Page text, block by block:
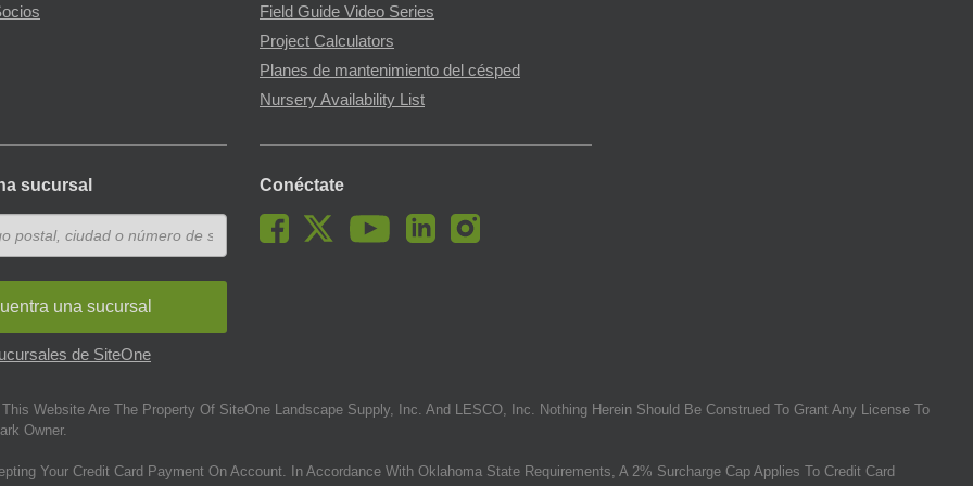
Field Guide Video Series
Project Calculators
Planes de mantenimiento del césped
Nursery Availability List
sucursal
una sucursal
de SiteOne
Conéctate
Website Are The Property Of SiteOne Landscape Supply, Inc. And LESCO, Inc. Nothing Herein Should Be Construed To Grant Any License To
Owner.
Your Credit Card Payment On Account. In Accordance With Oklahoma State Requirements, A 2% Surcharge Cap Applies To Credit Card